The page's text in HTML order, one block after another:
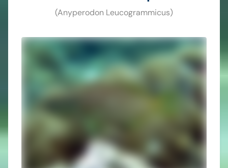
(Anyperodon Leucogrammicus)